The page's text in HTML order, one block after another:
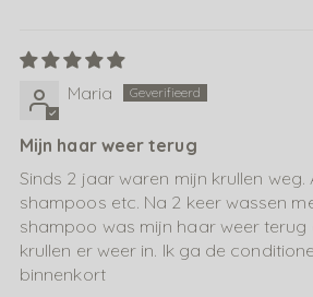
Maria
Mijn haar weer terug
Sinds 2 jaar waren mijn krullen weg.
shampoos etc. Na 2 keer wassen
shampoo was mijn haar weer terug
krullen er weer in. Ik ga de
binnenkort